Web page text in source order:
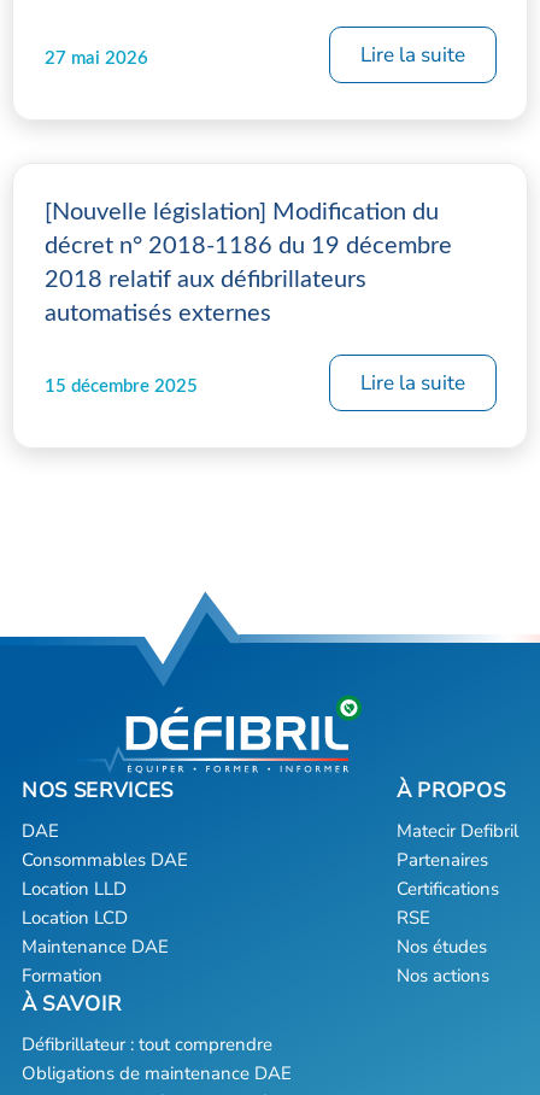
27 mai 2026 Lire la suite
[Nouvelle législation] Modification du
décret n° 2018-1186 du 19 décembre
2018 relatif aux défibrillateurs
automatisés externes
15 décembre 2025 Lire la suite
DAE
Consommables DAE
Location LLD
Location LCD
Maintenance DAE
Formation
Matecir Defibril
Partenaires
Certifications
RSE
Nos études
Nos actions
Défibrillateur : tout comprendre
Obligations de maintenance DAE